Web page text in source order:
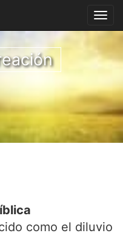
como el diluvio